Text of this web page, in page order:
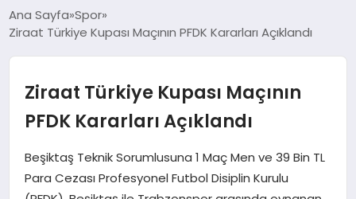
EĞITIM
EKONOMI
MAGAZIN
Ana Sayfa Spor
Ziraat Türkiye Kupası Maçının PFDK Kararları Açıklandı
Ziraat Türkiye Kupası Maçının
PFDK Kararları Açıklandı
Beşiktaş Teknik Sorumlusuna 1 Maç Men ve 39 Bin TL
Para Cezası Profesyonel Futbol Disiplin Kurulu